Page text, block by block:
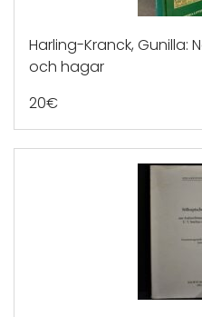
Harling-Kranck, Gunilla:
och hagar
20€